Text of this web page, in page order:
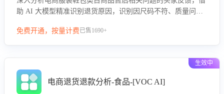
助 AI 大模型精准识别退货原因，识别因尺码不符、质量问题
商家优化产品或服务，实现销售额的显著提升。
免费开通，按量计费已售1690+
生效中
电商退货退款分析-食品-[VOC AI]